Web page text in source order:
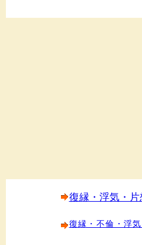
復縁・浮気・
復縁・不倫・浮